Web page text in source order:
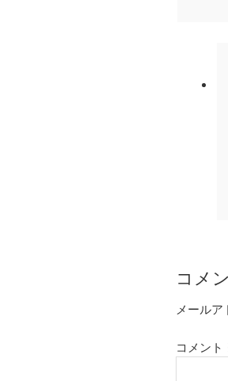
コメ
メールア
コメント